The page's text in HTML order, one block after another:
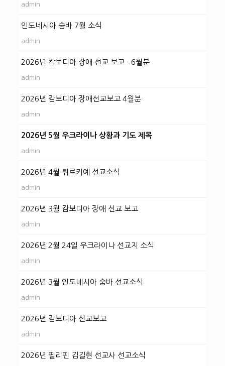
admin
인도네시아 숨바 7월 소식
admin
2026년 캄보디아 장애 선교 보고 - 6월분
admin
2026년 캄보디아 장애선교보고 4월분
admin
2026년 5월 우크라이나 상황과 기도 제목
admin
2026년 4월 튀르키예 선교소식
admin
2026년 3월 캄보디아 장애 선교 보고
admin
2026년 2월 24일 우크라이나 선교지 소식
admin
2026년 3월 인도네시아 숨바 선교소식
admin
2026년 캄보디아 선교보고
admin
2026년 필리핀 김길현 선교사 선교소식